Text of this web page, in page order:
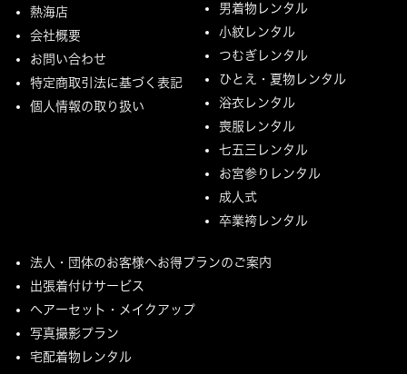
熱海店
会社概要
お問い合わせ
特定商取引法に基づく表記
個人情報の取り扱い
男着物レンタル
小紋レンタル
つむぎレンタル
ひとえ・夏物レンタル
浴衣レンタル
喪服レンタル
七五三レンタル
お宮参りレンタル
成人式
卒業袴レンタル
法人・団体のお客様へお得プランのご案内
出張着付けサービス
ヘアーセット・メイクアップ
写真撮影プラン
宅配着物レンタル